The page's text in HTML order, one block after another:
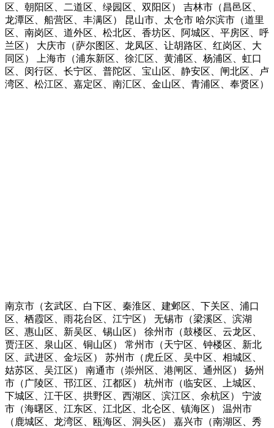
区、朝阳区、二道区、绿园区、双阳区） 吉林市（昌邑区、
龙潭区、船营区、丰满区） 昆山市、太仓市 哈尔滨市（道里
区、南岗区、道外区、松北区、香坊区、阿城区、平房区、呼
兰区） 大庆市（萨尔图区、龙凤区、让胡路区、红岗区、大
同区） 上海市（浦东新区、徐汇区、黄浦区、杨浦区、虹口
区、闵行区、长宁区、普陀区、宝山区、静安区、闸北区、卢
湾区、松江区、嘉定区、南汇区、金山区、青浦区、奉贤区）
南京市（玄武区、白下区、秦淮区、建邺区、下关区、浦口
区、栖霞区、雨花台区、江宁区） 无锡市（梁溪区、滨湖
区、惠山区、新吴区、锡山区） 徐州市（鼓楼区、云龙区、
贾汪区、泉山区、铜山区） 常州市（天宁区、钟楼区、新北
区、武进区、金坛区） 苏州市（虎丘区、吴中区、相城区、
姑苏区、吴江区） 南通市（崇州区、港闸区、通州区） 扬州
市（广陵区、邗江区、江都区） 杭州市（临安区、上城区、
下城区、江干区、拱野区、西湖区、滨江区、余杭区） 宁波
市（海曙区、江东区、江北区、北仑区、镇海区） 温州市
（鹿城区、龙湾区、瓯海区、洞头区） 嘉兴市（南湖区、秀